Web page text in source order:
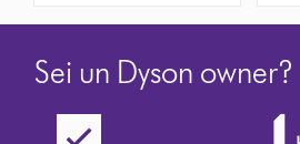
Sei un Dyson owner?